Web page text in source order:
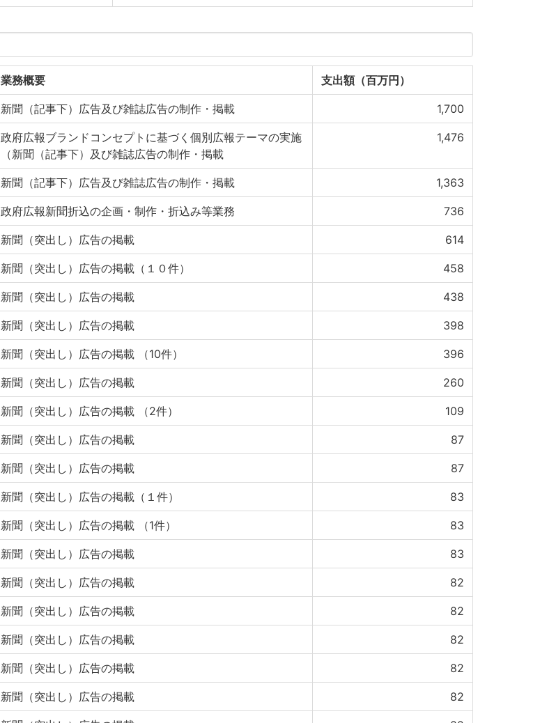
業務概要 支出額（百万円）
新聞（記事下）広告及び雑誌広告の制作・掲載 1,700
政府広報ブランドコンセプトに基づく個別広報テーマの実施
（新聞（記事下）及び雑誌広告の制作・掲載
1,476
新聞（記事下）広告及び雑誌広告の制作・掲載 1,363
政府広報新聞折込の企画・制作・折込み等業務 736
新聞（突出し）広告の掲載 614
新聞（突出し）広告の掲載（１０件） 458
新聞（突出し）広告の掲載 438
新聞（突出し）広告の掲載 398
新聞（突出し）広告の掲載 （10件） 396
新聞（突出し）広告の掲載 260
新聞（突出し）広告の掲載 （2件） 109
新聞（突出し）広告の掲載 87
新聞（突出し）広告の掲載 87
新聞（突出し）広告の掲載（１件） 83
新聞（突出し）広告の掲載 （1件） 83
新聞（突出し）広告の掲載 83
新聞（突出し）広告の掲載 82
新聞（突出し）広告の掲載 82
新聞（突出し）広告の掲載 82
新聞（突出し）広告の掲載 82
新聞（突出し）広告の掲載 82